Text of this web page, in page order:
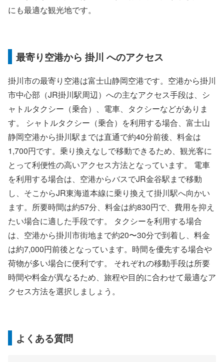
にも最適な観光地です。
最寄り空港から 掛川 へのアクセス
掛川市の最寄り空港は富士山静岡空港です。空港から掛川
市中心部（JR掛川駅周辺）への主なアクセス手段は、シ
ャトルタクシー（乗合）、電車、タクシーなどがありま
す。 シャトルタクシー（乗合）を利用する場合、富士山
静岡空港から掛川駅までは直通で約40分前後、料金は
1,700円です。乗り換えなしで移動できるため、観光客に
とって利便性の高いアクセス方法となっています。 電車
を利用する場合は、空港からバスでJR金谷駅まで移動
し、そこからJR東海道本線に乗り換えて掛川駅へ向かい
ます。所要時間は約57分、料金は約830円で、費用を抑え
たい場合に適した手段です。 タクシーを利用する場合
は、空港から掛川市街地まで約20〜30分で到着し、料金
は約7,000円前後となっています。時間を優先する場合や
荷物が多い場合に便利です。 それぞれの移動手段は所要
時間や料金が異なるため、旅程や目的に合わせて最適なア
クセス方法を選択しましょう。
よくある質問